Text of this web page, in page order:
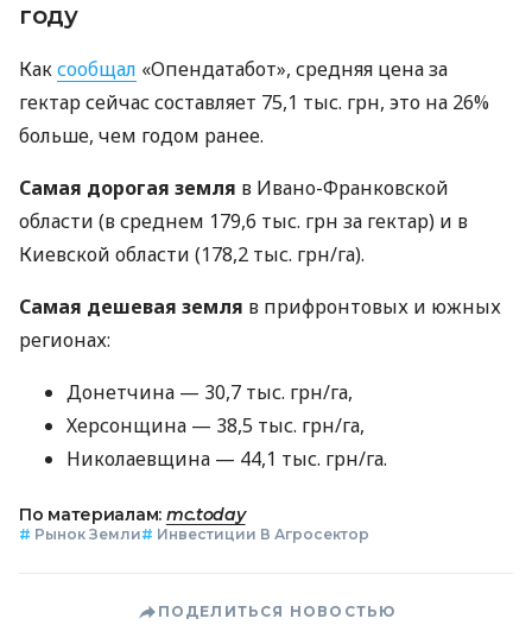
году
Каксообщал «Опендатабот», средняя цена за
гектар сейчас составляет 75,1 тыс. грн, это на 26%
больше, чем годом ранее.
Самая дорогая земля в Ивано-Франковской
области (в среднем 179,6 тыс. грн за гектар) и в
Киевской области (178,2 тыс. грн/га).
Самая дешевая земля в прифронтовых и южных
регионах:
Донетчина — 30,7 тыс. грн/га,
Херсонщина — 38,5 тыс. грн/га,
Николаевщина — 44,1 тыс. грн/га.
По материалам: mc.today
# Рынок Земли# Инвестиции В Агросектор
ПОДЕЛИТЬСЯ НОВОСТЬЮ